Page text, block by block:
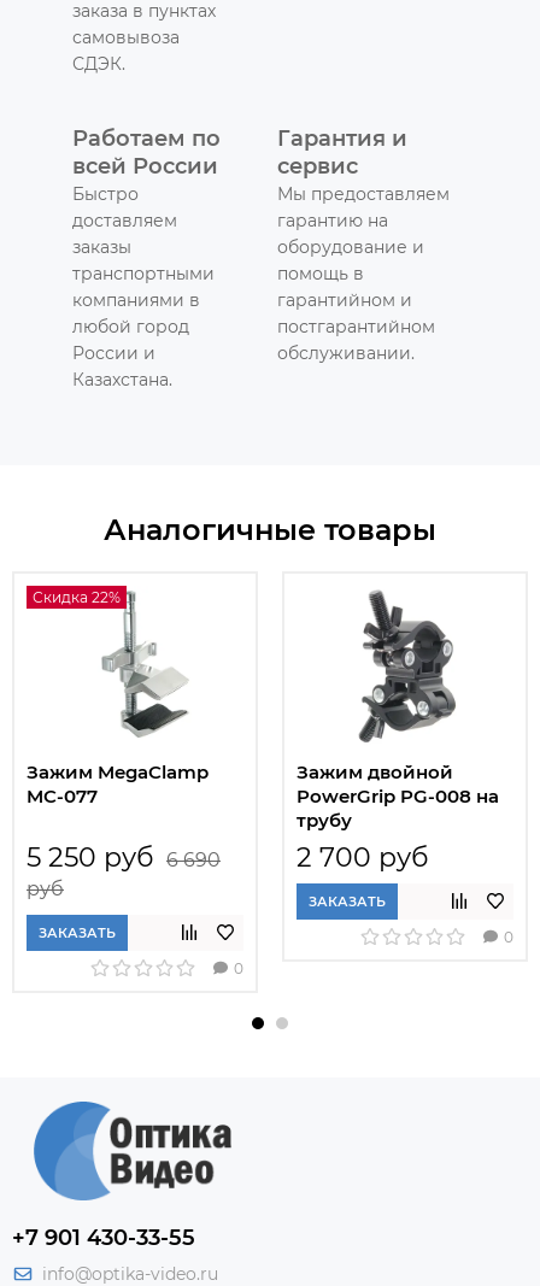
заказа в пунктах
самовывоза
СДЭК.
Работаем по
всей России
Быстро
доставляем
заказы
транспортными
компаниями в
любой город
России и
Казахстана.
Гарантия и
сервис
Мы предоставляем
гарантию на
оборудование и
помощь в
гарантийном и
постгарантийном
обслуживании.
Аналогичные товары
Скидка 22%
Зажим MegaClamp
MC-077
5 250 руб 6 690
руб
ЗАКАЗАТЬ
0
Зажим двойной
PowerGrip PG-008 на
трубу
2 700 руб
ЗАКАЗАТЬ
0
+7 901 430-33-55
info@optika-video.ru